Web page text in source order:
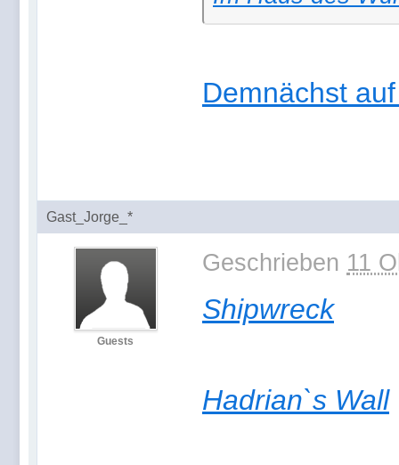
Demnächst
Gast_Jorge_*
Guests
Geschrieben 11
Shipwreck
Hadrian`s Wall